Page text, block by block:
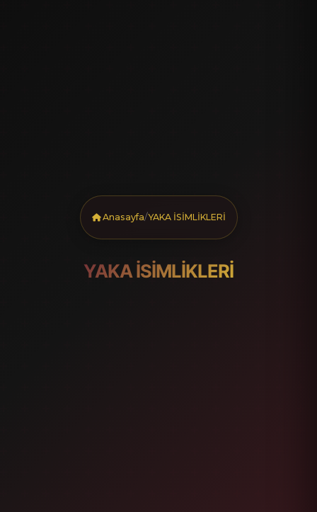
Anasayfa/YAKA İSİMLİKLERİ
YAKA İSİMLİKLERİ